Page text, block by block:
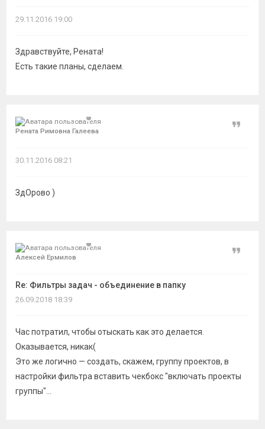
29.11.2016 19:00
Здравствуйте, Рената!
Есть такие планы, сделаем.
Рената Римовна Галеева
Цитата
30.11.2016 08:21
ЗдОрово )
Алексей Ермилов
Re: Фильтры задач - объединение в папку
Цитата
26.09.2018 18:39
Час потратил, чтобы отыскать как это делается.
Оказывается, никак(
Это же логично — создать, скажем, группу проектов, в
настройки фильтра вставить чекбокс "включать проекты
группы"...